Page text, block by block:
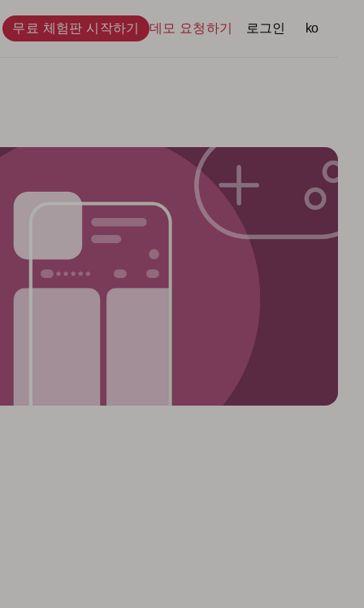
무료 체험판 시작하기 데모 요청하기 로그인 언어
ko